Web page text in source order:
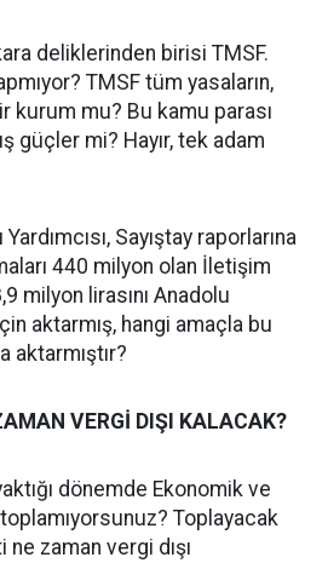
deliklerinden birisi TMSF.
TMSF tüm yasaların,
kurum mu? Bu kamu parası
güçler mi? Hayır, tek adam
Sayıştay raporlarına
440 milyon olan İletişim
milyon lirasını Anadolu
aktarmış, hangi amaçla bu
aktarmıştır?
VERGİ DIŞI KALACAK?
dönemde Ekonomik ve
Toplayacak
ne zaman vergi dışı